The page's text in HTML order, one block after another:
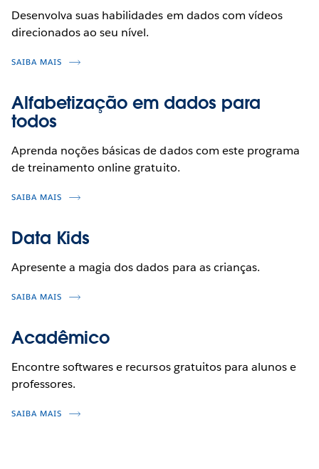
Desenvolva suas habilidades em dados com vídeos
direcionados ao seu nível.
SAIBA MAIS
Alfabetização em dados para
todos
Aprenda noções básicas de dados com este programa
de treinamento online gratuito.
SAIBA MAIS
Data Kids
Apresente a magia dos dados para as crianças.
SAIBA MAIS
Acadêmico
Encontre softwares e recursos gratuitos para alunos e
professores.
SAIBA MAIS